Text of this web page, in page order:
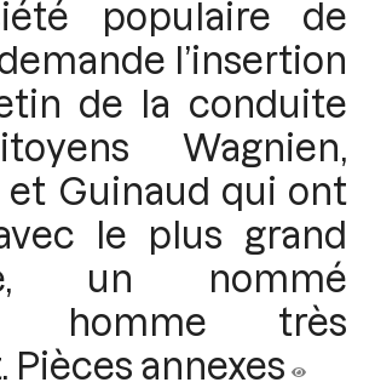
populaire de
l’insertion
de la conduite
Wagnien,
et Guinaud qui ont
le plus grand
un nommé
homme très
Pièces annexes